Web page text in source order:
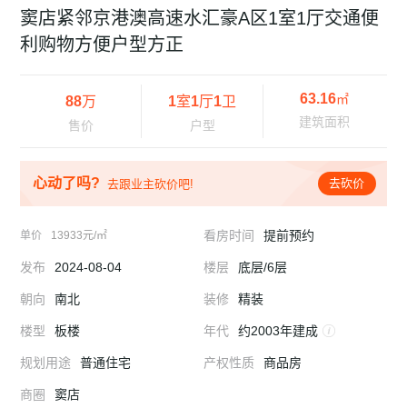
窦店紧邻京港澳高速水汇豪A区1室1厅交通便
利购物方便户型方正
88万
售价
1室1厅1卫
户型
63.16㎡
建筑面积
心动了吗? 去跟业主砍价吧! 去砍价
单价 13933元/㎡ 看房时间 提前预约
发布 2024-08-04 楼层 底层/6层
朝向 南北 装修 精装
楼型 板楼 年代 约2003年建成
规划用途 普通住宅 产权性质 商品房
商圈 窦店